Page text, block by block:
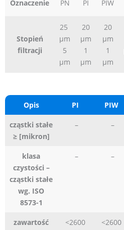
Oznaczenie PN PI PIW
Stopień
filtracji
25
μm
5
μm
20
μm
1
μm
20
μm
1
μm
Opis PI PIW
cząstki stałe
≥ [mikron]
– –
klasa
czystości –
cząstki stałe
wg. ISO
8573-1
– –
zawartość
<2600
<2600